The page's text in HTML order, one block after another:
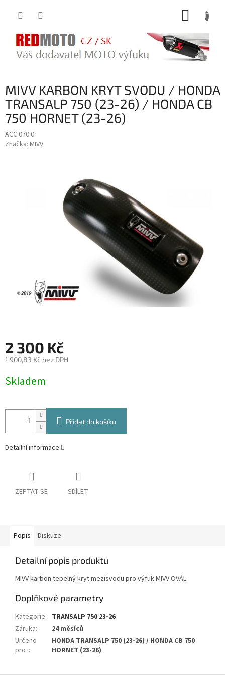
MIVV KARBON KRYT SVODU / HONDA
TRANSALP 750 (23-26) / HONDA CB
750 HORNET (23-26)
ACC.070.0
Značka: MIVV
2 300 Kč
1 900,83 Kč bez DPH
cena:
Skladem
Přidat do košíku
Detailní informace
ZEPTAT SE SDÍLET
Popis Diskuze
Detailní popis produktu
MIVV karbon tepelný kryt mezisvodu pro výfuk MIVV OVÁL.
Doplňkové parametry
Kategorie: TRANSALP 750 23-26
Záruka:
24 měsíců
Určeno
pro ::
HONDA TRANSALP 750 (23-26) / HONDA CB 750
HORNET (23-26)